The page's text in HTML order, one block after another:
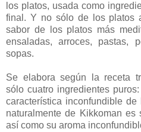
los platos, usada como
final. Y no sólo de los platos
sabor de los platos más
ensaladas, arroces, pastas,
sopas.
Se elabora según la receta
sólo cuatro ingredientes
característica inconfundible
naturalmente de Kikkoman es
así como su aroma